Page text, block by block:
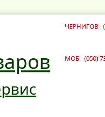
ЧЕРНИГОВ -
МОБ - (050)